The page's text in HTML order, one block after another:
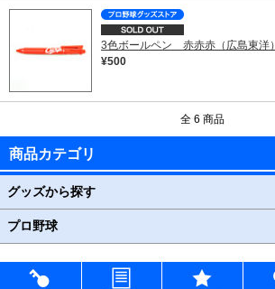
3色ボールペン 赤赤赤（広島東洋）
¥500
全 6 商品
商品カテゴリ
グッズから探す
プロ野球